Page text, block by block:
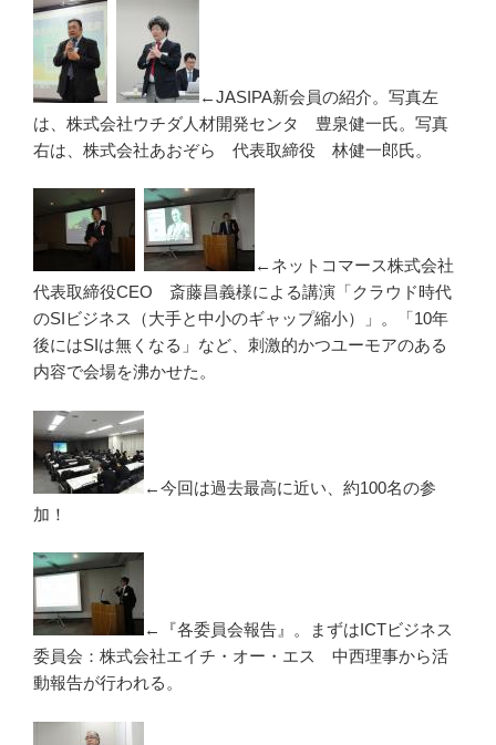
←JASIPA新会員の紹介。写真左
は、株式会社ウチダ人材開発センタ 豊泉健一氏。写真
右は、株式会社あおぞら 代表取締役 林健一郎氏。
←ネットコマース株式会社
代表取締役CEO 斎藤昌義様による講演「クラウド時代
のSIビジネス（大手と中小のギャップ縮小）」。「10年
後にはSIは無くなる」など、刺激的かつユーモアのある
内容で会場を沸かせた。
←今回は過去最高に近い、約100名の参
加！
←『各委員会報告』。まずはICTビジネス
委員会：株式会社エイチ・オー・エス 中西理事から活
動報告が行われる。